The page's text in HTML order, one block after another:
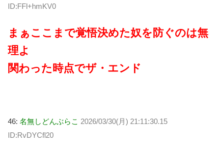
ID:FFl+hmKV0
まぁここまで覚悟決めた奴を防ぐのは無
理よ
関わった時点でザ・エンド
46: 名無しどんぶらこ 2026/03/30(月) 21:11:30.15
ID:RvDYCfl20